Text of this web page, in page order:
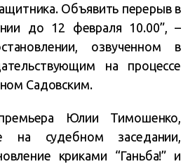
Объявить перерыв в
до 12 февраля 10.00”, –
озвученном в
на процессе
Садовским.
премьера Юлии Тимошенко,
на судебном заседании,
криками “Ганьба!” и